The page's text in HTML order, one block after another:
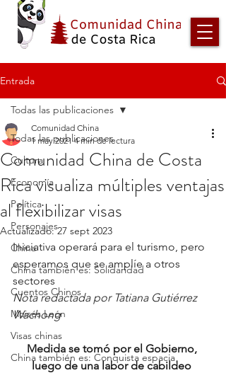
Entrada
Todas las publicaciones
Cultura
Economía
Política
Personajes
China
China también es: Solidaridad
Cuentos Chinos
Moisés León
Visas chinas
China también es: Conquista espacia
Todas las publicaciones
Comunidad China de Costa
Rica visualiza múltiples ventajas
al flexibilizar visas
Comunidad China
1 may 2021 4 min de lectura
Actualizado:27 sept 2023
Iniciativa operará para el turismo, pero
esperamos que se amplíe a otros
sectores
Nota redactada por Tatiana Gutiérrez
Wachong
Medida se tomó por el Gobierno,
luego de una labor de cabildeo